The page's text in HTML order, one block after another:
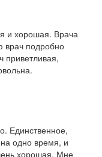
и хорошая. Врача
врач подробно
приветливая,
Единственное,
одно время, и
хорошая. Мне